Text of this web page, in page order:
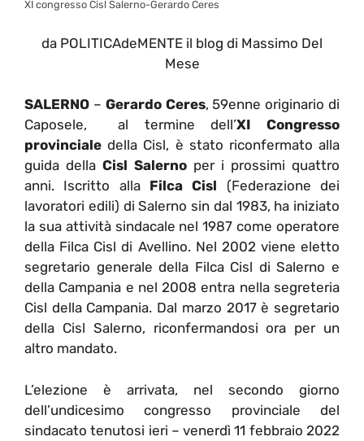
XI congresso Cisl Salerno-Gerardo Ceres
da POLITICAdeMENTE il blog di Massimo Del
Mese
SALERNO – Gerardo Ceres, 59enne originario di
Caposele, al termine dell’XI Congresso
provinciale della Cisl, è stato riconfermato alla
guida della Cisl Salerno per i prossimi quattro
anni. Iscritto alla Filca Cisl (Federazione dei
lavoratori edili) di Salerno sin dal 1983, ha iniziato
la sua attività sindacale nel 1987 come operatore
della Filca Cisl di Avellino. Nel 2002 viene eletto
segretario generale della Filca Cisl di Salerno e
della Campania e nel 2008 entra nella segreteria
Cisl della Campania. Dal marzo 2017 è segretario
della Cisl Salerno, riconfermandosi ora per un
altro mandato.
L’elezione è arrivata, nel secondo giorno
dell’undicesimo congresso provinciale del
sindacato tenutosi ieri – venerdì 11 febbraio 2022